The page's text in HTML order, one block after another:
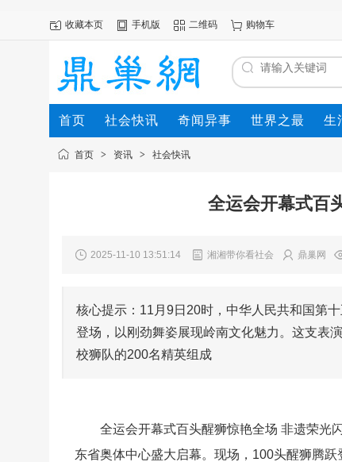
收藏本页 手机版 二维码 购物车
首页 社会快讯 奇闻异事 世界之最 生
首页 > 资讯 > 社会快讯
全运会开幕式百
2025-11-10 13:51:14 湘湘带你看社会 鼎巢网
核心提示：11月9日20时，中华人民共和国第
登场，以刚劲舞姿展现岭南文化魅力。这支表
校狮队的200名精英组成
全运会开幕式百头醒狮惊艳全场 非遗荣光
东省奥体中心盛大启幕。现场，100头醒狮腾